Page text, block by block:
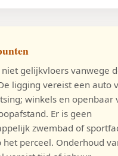
gelijkvloers vanwege
ligging vereist een auto
winkels en openbaar
Er is geen
zwembad of
het perceel. Onderhoud